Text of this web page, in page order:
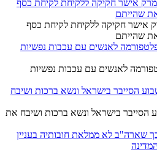
אישר חקיקה ללקיחת לקיחת כסף
שהייתם
לאנשים עם עכבות נפשיות
הסייבר בישראל ונשא ברכות ושיבח את